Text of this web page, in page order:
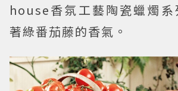
house香氛工藝陶瓷蠟燭系
著綠番茄藤的香氣。